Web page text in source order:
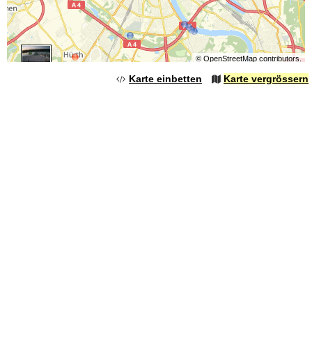
© OpenStreetMapcontributors.
Karte einbetten Karte vergrössern